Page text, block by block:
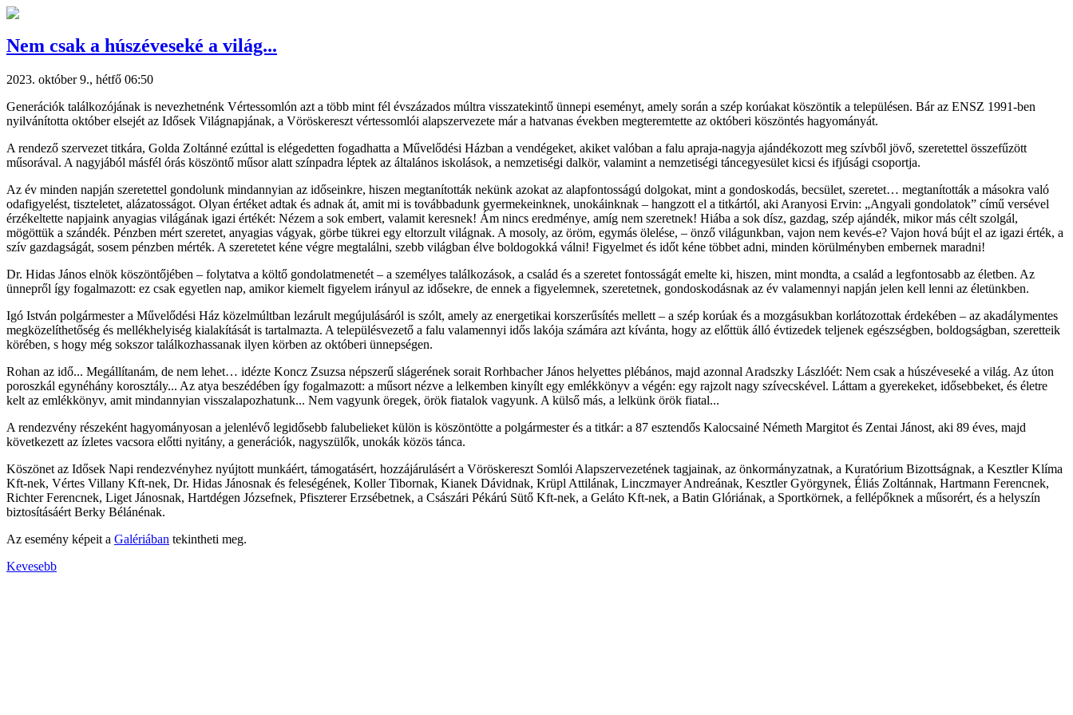
Nem csak a húszéveseké a világ...
2023. október 9., hétfő 06:50
Generációk találkozójának is nevezhetnénk Vértessomlón azt a több mint fél évszázados múltra visszatekintő ünnepi eseményt, amely során a szép korúakat köszöntik a településen. Bár az ENSZ 1991-ben
nyilvánította október elsejét az Idősek Világnapjának, a Vöröskereszt vértessomlói alapszervezete már a hatvanas években megteremtette az októberi köszöntés hagyományát.
A rendező szervezet titkára, Golda Zoltánné ezúttal is elégedetten fogadhatta a Művelődési Házban a vendégeket, akiket valóban a falu apraja-nagyja ajándékozott meg szívből jövő, szeretettel összefűzött
műsorával. A nagyjából másfél órás köszöntő műsor alatt színpadra léptek az általános iskolások, a nemzetiségi dalkör, valamint a nemzetiségi táncegyesület kicsi és ifjúsági csoportja.
Az év minden napján szeretettel gondolunk mindannyian az időseinkre, hiszen megtanították nekünk azokat az alapfontosságú dolgokat, mint a gondoskodás, becsület, szeretet… megtanították a másokra való
odafigyelést, tiszteletet, alázatosságot. Olyan értéket adtak és adnak át, amit mi is továbbadunk gyermekeinknek, unokáinknak – hangzott el a titkártól, aki Aranyosi Ervin: „Angyali gondolatok” című versével
érzékeltette napjaink anyagias világának igazi értékét: Nézem a sok embert, valamit keresnek! Ám nincs eredménye, amíg nem szeretnek! Hiába a sok dísz, gazdag, szép ajándék, mikor más célt szolgál,
mögöttük a szándék. Pénzben mért szeretet, anyagias vágyak, görbe tükrei egy eltorzult világnak. A mosoly, az öröm, egymás ölelése, – önző világunkban, vajon nem kevés-e? Vajon hová bújt el az igazi érték, a
szív gazdagságát, sosem pénzben mérték. A szeretetet kéne végre megtalálni, szebb világban élve boldogokká válni! Figyelmet és időt kéne többet adni, minden körülményben embernek maradni!
Dr. Hidas János elnök köszöntőjében – folytatva a költő gondolatmenetét – a személyes találkozások, a család és a szeretet fontosságát emelte ki, hiszen, mint mondta, a család a legfontosabb az életben. Az
ünnepről így fogalmazott: ez csak egyetlen nap, amikor kiemelt figyelem irányul az idősekre, de ennek a figyelemnek, szeretetnek, gondoskodásnak az év valamennyi napján jelen kell lenni az életünkben.
Igó István polgármester a Művelődési Ház közelmúltban lezárult megújulásáról is szólt, amely az energetikai korszerűsítés mellett – a szép korúak és a mozgásukban korlátozottak érdekében – az akadálymentes
megközelíthetőség és mellékhelyiség kialakítását is tartalmazta. A településvezető a falu valamennyi idős lakója számára azt kívánta, hogy az előttük álló évtizedek teljenek egészségben, boldogságban, szeretteik
körében, s hogy még sokszor találkozhassanak ilyen körben az októberi ünnepségen.
Rohan az idő... Megállítanám, de nem lehet… idézte Koncz Zsuzsa népszerű slágerének sorait Rorhbacher János helyettes plébános, majd azonnal Aradszky Lászlóét: Nem csak a húszéveseké a világ. Az úton
poroszkál egynéhány korosztály... Az atya beszédében így fogalmazott: a műsort nézve a lelkemben kinyílt egy emlékkönyv a végén: egy rajzolt nagy szívecskével. Láttam a gyerekeket, idősebbeket, és életre
kelt az emlékkönyv, amit mindannyian visszalapozhatunk... Nem vagyunk öregek, örök fiatalok vagyunk. A külső más, a lelkünk örök fiatal...
A rendezvény részeként hagyományosan a jelenlévő legidősebb falubelieket külön is köszöntötte a polgármester és a titkár: a 87 esztendős Kalocsainé Németh Margitot és Zentai Jánost, aki 89 éves, majd
következett az ízletes vacsora előtti nyitány, a generációk, nagyszülők, unokák közös tánca.
Köszönet az Idősek Napi rendezvényhez nyújtott munkáért, támogatásért, hozzájárulásért a Vöröskereszt Somlói Alapszervezetének tagjainak, az önkormányzatnak, a Kuratórium Bizottságnak, a Kesztler Klíma
Kft-nek, Vértes Villany Kft-nek, Dr. Hidas Jánosnak és feleségének, Koller Tibornak, Kianek Dávidnak, Krüpl Attilának, Linczmayer Andreának, Kesztler Györgynek, Éliás Zoltánnak, Hartmann Ferencnek,
Richter Ferencnek, Liget Jánosnak, Hartdégen Józsefnek, Pfiszterer Erzsébetnek, a Császári Pékárú Sütő Kft-nek, a Geláto Kft-nek, a Batin Glóriának, a Sportkörnek, a fellépőknek a műsorért, és a helyszín
biztosításáért Berky Bélánénak.
Az esemény képeit a Galériában tekintheti meg.
Kevesebb